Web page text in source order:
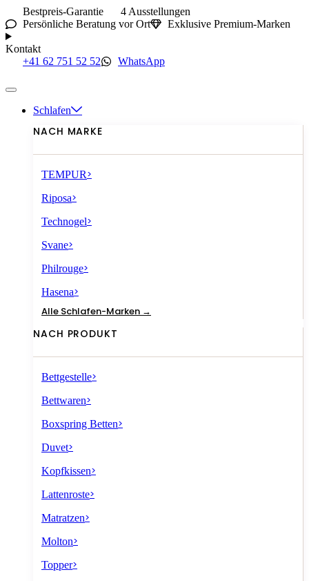
Bestpreis-Garantie
4 Ausstellungen
Persönliche Beratung vor Ort
Exklusive Premium-Marken
Kontakt
+41 62 751 52 52
WhatsApp
Schlafen
NACH MARKE
TEMPUR>
Riposa>
Technogel>
Svane>
Philrouge>
Hasena>
Alle Schlafen-Marken →
NACH PRODUKT
Bettgestelle>
Bettwaren>
Boxspring Betten>
Duvet>
Kopfkissen>
Lattenroste>
Matratzen>
Molton>
Topper>